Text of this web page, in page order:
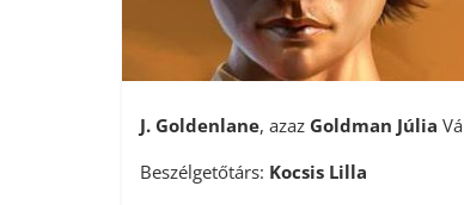
J. Goldenlane, azaz Goldman Júlia
Beszélgetőtárs: Kocsis Lilla